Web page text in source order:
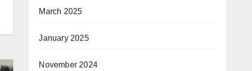
March 2025
January 2025
November 2024